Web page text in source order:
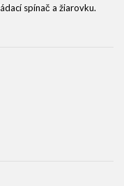
spínač a žiarovku.